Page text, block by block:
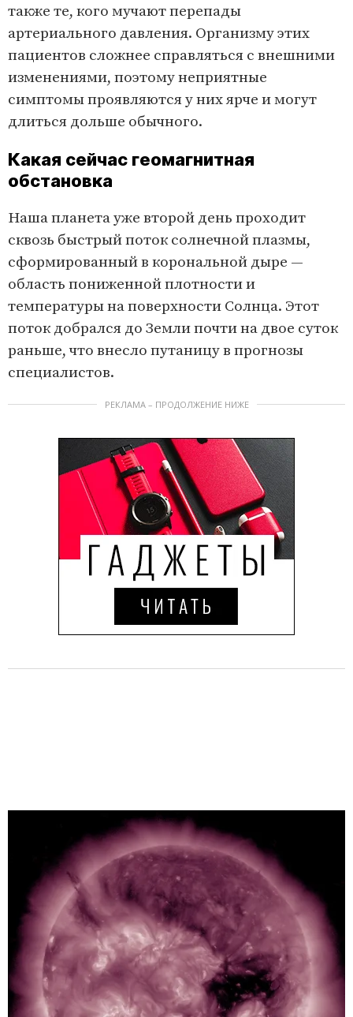
также те, кого мучают перепады
артериального давления. Организму этих
пациентов сложнее справляться с внешними
изменениями, поэтому неприятные
симптомы проявляются у них ярче и могут
длиться дольше обычного.
Какая сейчас геомагнитная
обстановка
Наша планета уже второй день проходит
сквозь быстрый поток солнечной плазмы,
сформированный в корональной дыре —
область пониженной плотности и
температуры на поверхности Солнца. Этот
поток добрался до Земли почти на двое суток
раньше, что внесло путаницу в прогнозы
специалистов.
РЕКЛАМА – ПРОДОЛЖЕНИЕ НИЖЕ